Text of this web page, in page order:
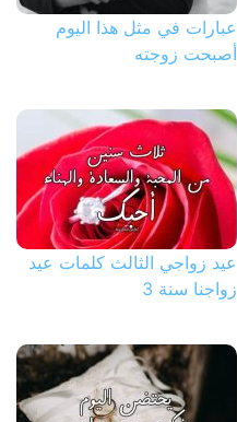
عبارات في مثل هذا اليوم
أصبحت زوجته
عيد زواجي الثالث كلمات عيد
زواجنا سنة 3